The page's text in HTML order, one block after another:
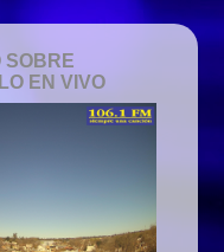
SOBRE
EN VIVO